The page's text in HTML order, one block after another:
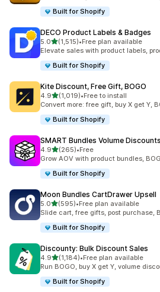
Built for Shopify
DECO Product Labels & Badges
5.05つ星中
(1,515)
合計レビュー数：1515件
•Free plan available
Elevate sales with product labels,
Built for Shopify
Kite Discount, Free Gift, BOGO
4.95つ星中
(1,019)
合計レビュー数：1019件
•Free to install
Convert more: free gift, buy X get Y,
Built for Shopify
SMART Bundles Volume Discounts
4.95つ星中
(265)
合計レビュー数：265件
•Free
Grow AOV with product bundles,
Built for Shopify
Moon Bundles CartDrawer Upsell
5.05つ星中
(595)
合計レビュー数：595件
•Free plan available
Slide cart, free gifts, post purchase,
Built for Shopify
Discounty: Bulk Discount Sales
4.95つ星中
(1,184)
合計レビュー数：1184件
•Free plan available
Run BOGO, buy X get Y, volume
Built for Shopify